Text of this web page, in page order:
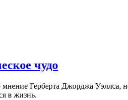
чудо
Гер­берта Джорджа
в жизнь.